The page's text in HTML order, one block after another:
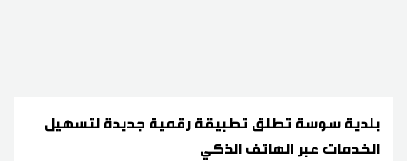
بلدية سوسة تطلق تطبيقة رقمية جديدة لتسهيل
الخدمات عبر الهاتف الذكي